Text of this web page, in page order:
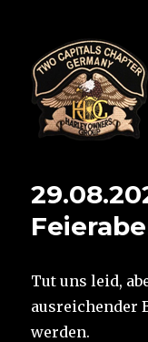
Tut uns leid,
ausreichender
werden.